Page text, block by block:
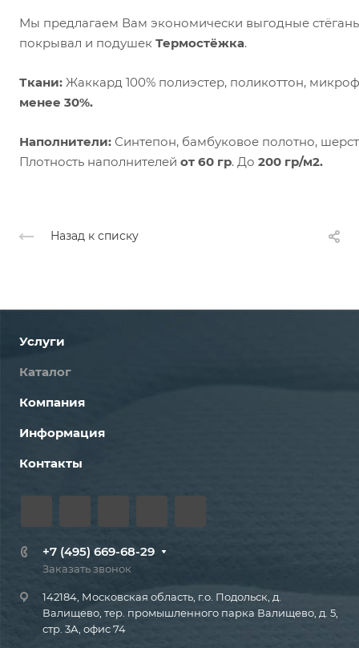
Мы предлагаем Вам экономически выгодные
покрывал и подушек Термостёжка.
Ткани: Жаккард 100% полиэстер, поликоттон,
менее 30%.
Наполнители: Синтепон, бамбуковое полотно,
Плотность наполнителей от 60 гр. До 200 гр/м2.
Назад к списку
Услуги
Каталог
Компания
Информация
Контакты
+7 (495) 669-68-29
Заказать звонок
142184, Московская область, г.о. Подольск, д.
Валищево, тер. промышленного парка Валищево, д. 5,
стр. 3А, офис 74